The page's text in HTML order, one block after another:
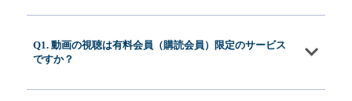
Q1. 動画の視聴は有料会員（購読会員）限定のサービス
ですか？